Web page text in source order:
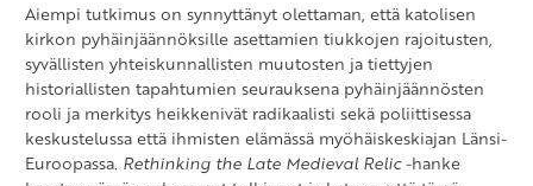
Aiempi tutkimus on synnyttänyt olettaman, että katolisen
kirkon pyhäinjäännöksille asettamien tiukkojen rajoitusten,
syvällisten yhteiskunnallisten muutosten ja tiettyjen
historiallisten tapahtumien seurauksena pyhäinjäännösten
rooli ja merkitys heikkenivät radikaalisti sekä poliittisessa
keskustelussa että ihmisten elämässä myöhäiskeskiajan Länsi-
Euroopassa. Rethinking the Late Medieval Relic-hanke